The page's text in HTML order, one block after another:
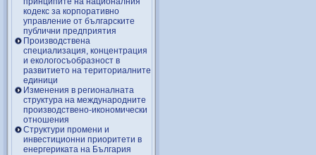
кодекс за корпоративно
управление от българските
публични предприятия
Производствена
специализация, концентрация
и екологосъобразност в
развитието на териториалните
единици
Изменения в регионалната
структура на международните
производствено-икономически
отношения
Структури промени и
инвестиционни приоритети в
енергериката на България